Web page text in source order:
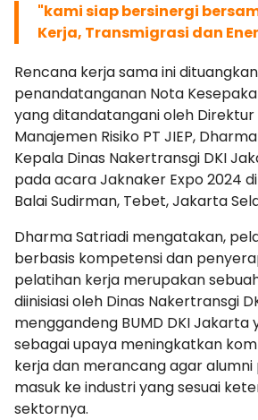
"kami siap bersinergi
Kerja, Transmigrasi dan
Rencana kerja sama ini
penandatanganan Nota
yang ditandatangani oleh Direktur
Manajemen Risiko PT JIEP,
Kepala Dinas Nakertransgi DKI
pada acara Jaknaker Expo 2024
Balai Sudirman, Tebet, Jakarta
Dharma Satriadi mengatakan,
berbasis kompetensi dan
pelatihan kerja merupakan
diinisiasi oleh Dinas Nakertransgi
menggandeng BUMD DKI Jakarta
sebagai upaya meningkatkan
kerja dan merancang agar
masuk ke industri yang sesuai
sektornya.